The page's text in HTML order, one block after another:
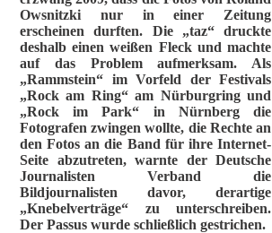
Owsnitzki nur in einer Zeitung
erscheinen durften. Die „taz“ druckte
deshalb einen weißen Fleck und machte
auf das Problem aufmerksam. Als
„Rammstein“ im Vorfeld der Festivals
„Rock am Ring“ am Nürburgring und
„Rock im Park“ in Nürnberg die
Fotografen zwingen wollte, die Rechte an
den Fotos an die Band für ihre Internet-
Seite abzutreten, warnte der Deutsche
Journalisten Verband die
Bildjournalisten davor, derartige
„Knebelverträge“ zu unterschreiben.
Der Passus wurde schließlich gestrichen.